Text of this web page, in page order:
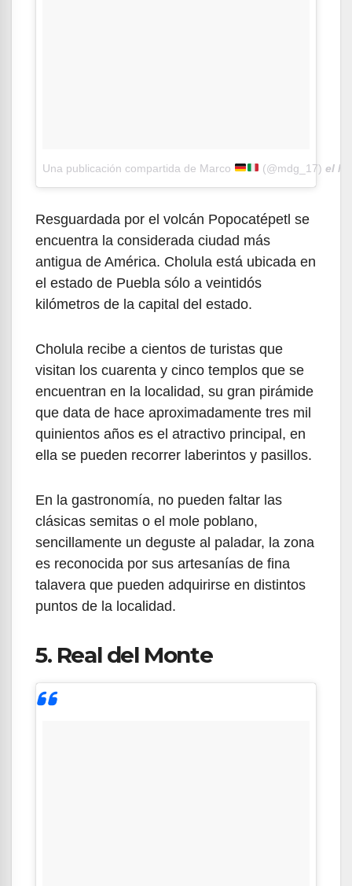
Una publicación compartida de Marco (@mdg_17) el
Resguardada por el volcán Popocatépetl se
encuentra la considerada ciudad más
antigua de América. Cholula está ubicada en
el estado de Puebla sólo a veintidós
kilómetros de la capital del estado.
Cholula recibe a cientos de turistas que
visitan los cuarenta y cinco templos que se
encuentran en la localidad, su gran pirámide
que data de hace aproximadamente tres mil
quinientos años es el atractivo principal, en
ella se pueden recorrer laberintos y pasillos.
En la gastronomía, no pueden faltar las
clásicas semitas o el mole poblano,
sencillamente un deguste al paladar, la zona
es reconocida por sus artesanías de fina
talavera que pueden adquirirse en distintos
puntos de la localidad.
5. Real del Monte